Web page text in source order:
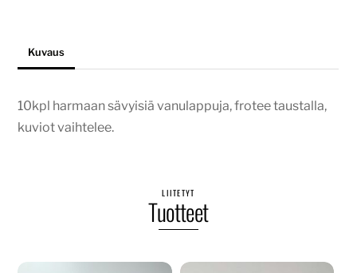
Kuvaus
10kpl harmaan sävyisiä vanulappuja, frotee taustalla,
kuviot vaihtelee.
LIITETYT
Tuotteet